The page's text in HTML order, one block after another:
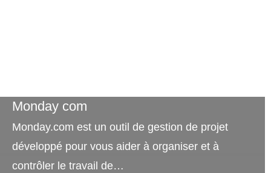
Monday com
Monday.com est un outil de gestion de projet
développé pour vous aider à organiser et à
contrôler le travail de…